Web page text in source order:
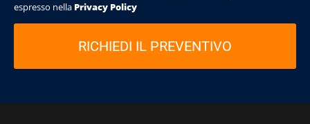
espresso nella Privacy Policy
RICHIEDI IL PREVENTIVO